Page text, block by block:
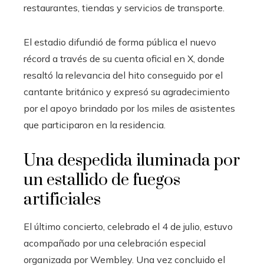
restaurantes, tiendas y servicios de transporte.
El estadio difundió de forma pública el nuevo
récord a través de su cuenta oficial en X, donde
resaltó la relevancia del hito conseguido por el
cantante británico y expresó su agradecimiento
por el apoyo brindado por los miles de asistentes
que participaron en la residencia.
Una despedida iluminada por
un estallido de fuegos
artificiales
El último concierto, celebrado el 4 de julio, estuvo
acompañado por una celebración especial
organizada por Wembley. Una vez concluido el